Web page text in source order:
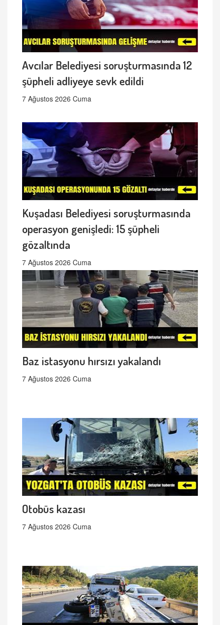
Avcılar Belediyesi soruşturmasında 12
şüpheli adliyeye sevk edildi
7 Ağustos 2026 Cuma
Kuşadası Belediyesi soruşturmasında
operasyon genişledi: 15 şüpheli
gözaltında
7 Ağustos 2026 Cuma
Baz istasyonu hırsızı yakalandı
7 Ağustos 2026 Cuma
Otobüs kazası
7 Ağustos 2026 Cuma